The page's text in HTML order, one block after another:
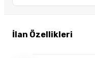
İlan Özellikleri